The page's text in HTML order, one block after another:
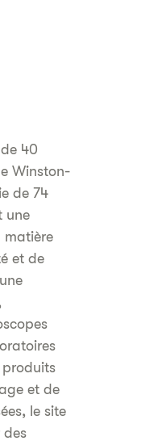
40
Winston-
de 74
une
matière
et de
et de
le site